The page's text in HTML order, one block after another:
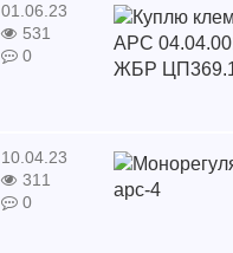
01.06.23
531
0
10.04.23
311
0